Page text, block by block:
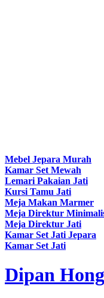
Mebel Jepara Murah
Kamar Set Mewah
Lemari Pakaian Jati
Kursi Tamu Jati
Meja Makan Marmer
Meja Direktur
Meja Direktur Jati
Kamar Set Jati Jepara
Kamar Set Jati
Dipan